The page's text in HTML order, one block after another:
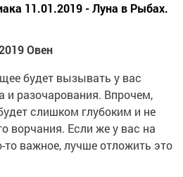
11.01.2019 - Луна в Рыбах.
Овен
будет вызывать у вас
и разочарования. Впрочем,
слишком глубоким и не
ворчания. Если же у вас на
то важное, лучше отложить это